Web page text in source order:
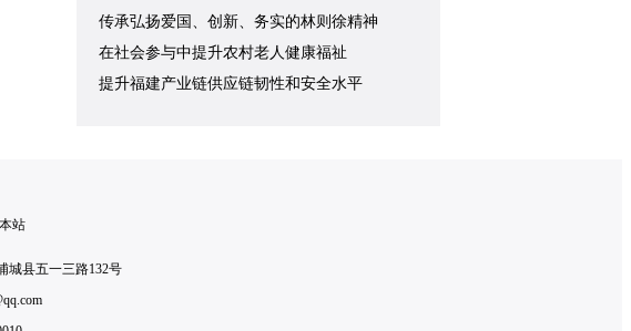
传承弘扬爱国、创新、务实的林则徐精神
在社会参与中提升农村老人健康福祉
提升福建产业链供应链韧性和安全水平
站
城县五一三路132号